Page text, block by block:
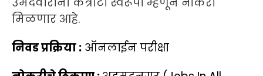
मिळणार आहे.
निवड प्रक्रिया : ऑनलाईन परीक्षा